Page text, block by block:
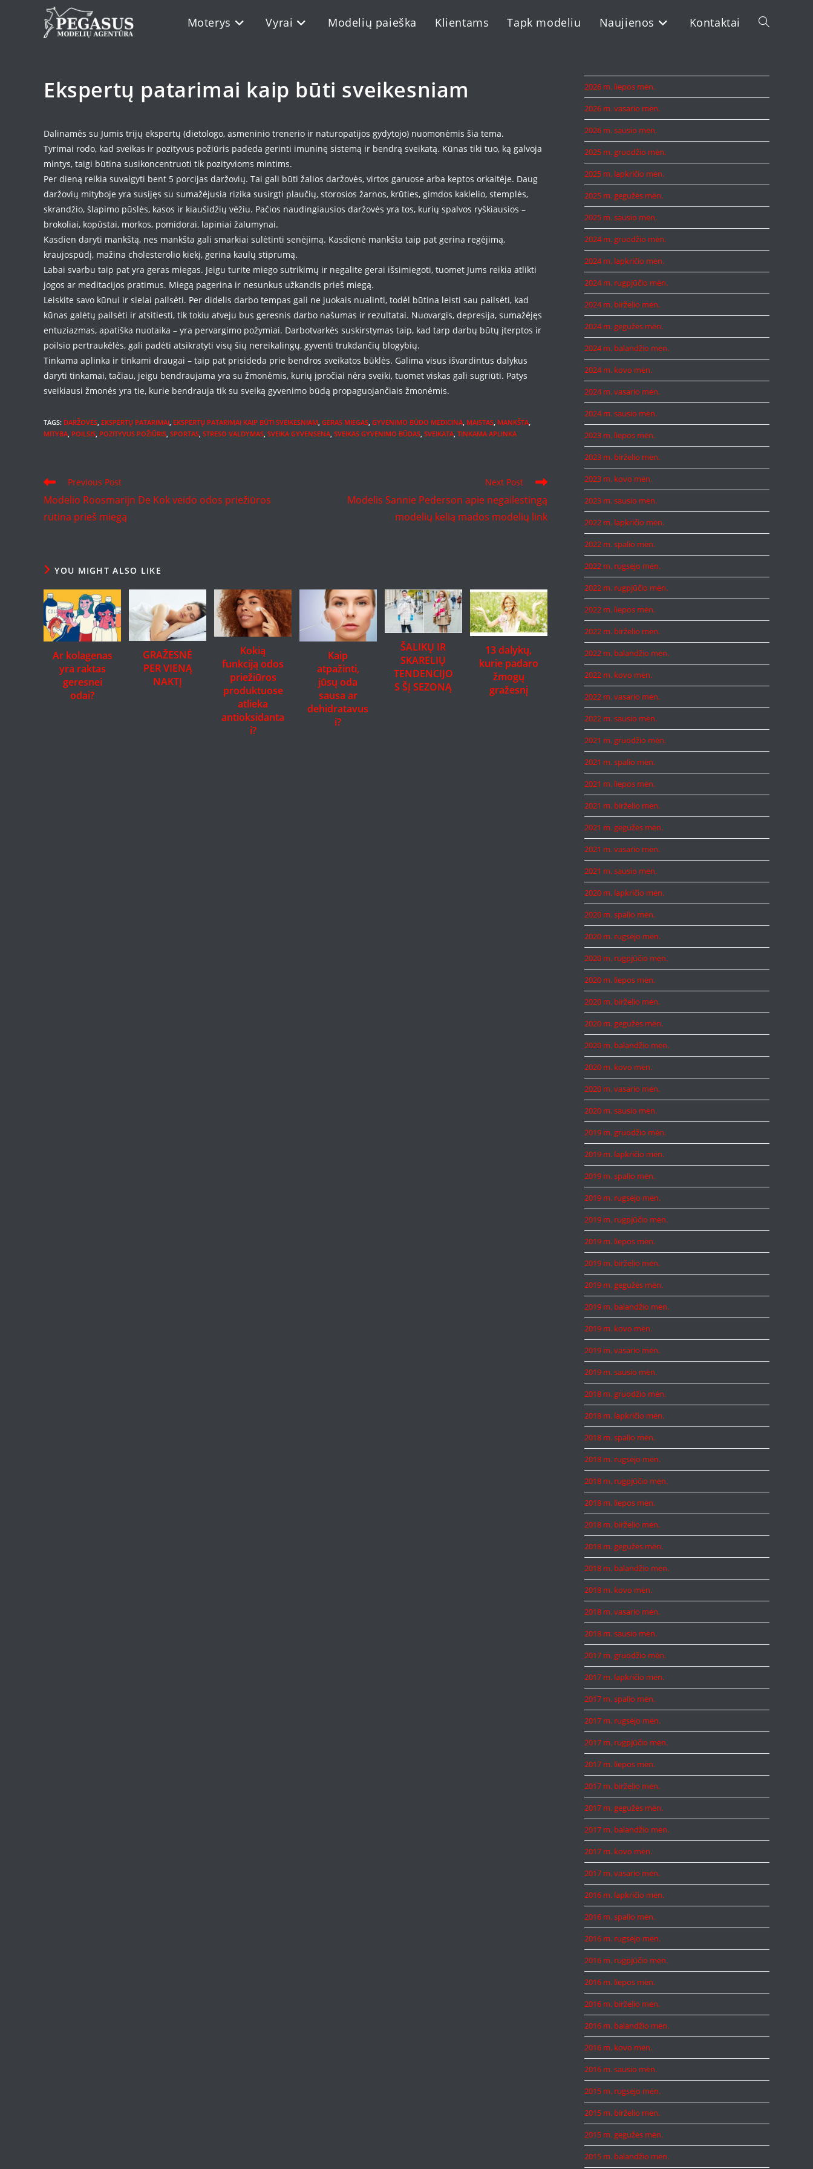
Moterys Vyrai Modelių paieška Klientams Tapk modeliu Naujienos Kontaktai Toggle
Ekspertų patarimai kaip būti sveikesniam
Dalinamės su Jumis trijų ekspertų (dietologo, asmeninio trenerio ir naturopatijos gydytojo) nuomonėmis šia tema.
Tyrimai rodo, kad sveikas ir pozityvus požiūris padeda gerinti imuninę sistemą ir bendrą sveikatą. Kūnas tiki tuo, ką galvoja
mintys, taigi būtina susikoncentruoti tik pozityvioms mintims.
Per dieną reikia suvalgyti bent 5 porcijas daržovių. Tai gali būti žalios daržovės, virtos garuose arba keptos orkaitėje. Daug
daržovių mityboje yra susijęs su sumažėjusia rizika susirgti plaučių, storosios žarnos, krūties, gimdos kaklelio, stemplės,
skrandžio, šlapimo pūslės, kasos ir kiaušidžių vėžiu. Pačios naudingiausios daržovės yra tos, kurių spalvos ryškiausios –
brokoliai, kopūstai, morkos, pomidorai, lapiniai žalumynai.
Kasdien daryti mankštą, nes mankšta gali smarkiai sulėtinti senėjimą. Kasdienė mankšta taip pat gerina regėjimą,
kraujospūdį, mažina cholesterolio kiekį, gerina kaulų stiprumą.
Labai svarbu taip pat yra geras miegas. Jeigu turite miego sutrikimų ir negalite gerai išsimiegoti, tuomet Jums reikia atlikti
jogos ar meditacijos pratimus. Miegą pagerina ir nesunkus užkandis prieš miegą.
Leiskite savo kūnui ir sielai pailsėti. Per didelis darbo tempas gali ne juokais nualinti, todėl būtina leisti sau pailsėti, kad
kūnas galėtų pailsėti ir atsitiesti, tik tokiu atveju bus geresnis darbo našumas ir rezultatai. Nuovargis, depresija, sumažėjęs
entuziazmas, apatiška nuotaika – yra pervargimo požymiai. Darbotvarkės suskirstymas taip, kad tarp darbų būtų įterptos ir
poilsio pertraukėlės, gali padėti atsikratyti visų šių nereikalingų, gyventi trukdančių blogybių.
Tinkama aplinka ir tinkami draugai – taip pat prisideda prie bendros sveikatos būklės. Galima visus išvardintus dalykus
daryti tinkamai, tačiau, jeigu bendraujama yra su žmonėmis, kurių įpročiai nėra sveiki, tuomet viskas gali sugriūti. Patys
sveikiausi žmonės yra tie, kurie bendrauja tik su sveiką gyvenimo būdą propaguojančiais žmonėmis.
TAGS: DARŽOVĖS, EKSPERTŲ PATARIMAI, EKSPERTŲ PATARIMAI KAIP BŪTI SVEIKESNIAM, GERAS MIEGAS, GYVENIMO BŪDO MEDICINA, MAISTAS, MANKŠTA,
MITYBA, POILSIS, POZITYVUS POŽIŪRIS, SPORTAS, STRESO VALDYMAS, SVEIKA GYVENSENA, SVEIKAS GYVENIMO BŪDAS, SVEIKATA, TINKAMA APLINKA
Read
more
articles
Previous Post
Modelio Roosmarijn De Kok veido odos priežiūros
rutina prieš miegą
Next Post
Modelis Sannie Pederson apie negailestingą
modelių kelią mados modelių link
YOU MIGHT ALSO LIKE
Ar kolagenas
yra raktas
geresnei
odai?
GRAŽESNĖ
PER VIENĄ
NAKTĮ
Kokią
funkciją odos
priežiūros
produktuose
atlieka
antioksidanta
i?
Kaip
atpažinti,
jūsų oda
sausa ar
dehidratavus
i?
ŠALIKŲ IR
SKARELIŲ
TENDENCIJO
S ŠĮ SEZONĄ
13 dalykų,
kurie padaro
žmogų
gražesnį
2026 m. liepos mėn.
2026 m. vasario mėn.
2026 m. sausio mėn.
2025 m. gruodžio mėn.
2025 m. lapkričio mėn.
2025 m. gegužės mėn.
2025 m. sausio mėn.
2024 m. gruodžio mėn.
2024 m. lapkričio mėn.
2024 m. rugpjūčio mėn.
2024 m. birželio mėn.
2024 m. gegužės mėn.
2024 m. balandžio mėn.
2024 m. kovo mėn.
2024 m. vasario mėn.
2024 m. sausio mėn.
2023 m. liepos mėn.
2023 m. birželio mėn.
2023 m. kovo mėn.
2023 m. sausio mėn.
2022 m. lapkričio mėn.
2022 m. spalio mėn.
2022 m. rugsėjo mėn.
2022 m. rugpjūčio mėn.
2022 m. liepos mėn.
2022 m. birželio mėn.
2022 m. balandžio mėn.
2022 m. kovo mėn.
2022 m. vasario mėn.
2022 m. sausio mėn.
2021 m. gruodžio mėn.
2021 m. spalio mėn.
2021 m. liepos mėn.
2021 m. birželio mėn.
2021 m. gegužės mėn.
2021 m. vasario mėn.
2021 m. sausio mėn.
2020 m. lapkričio mėn.
2020 m. spalio mėn.
2020 m. rugsėjo mėn.
2020 m. rugpjūčio mėn.
2020 m. liepos mėn.
2020 m. birželio mėn.
2020 m. gegužės mėn.
2020 m. balandžio mėn.
2020 m. kovo mėn.
2020 m. vasario mėn.
2020 m. sausio mėn.
2019 m. gruodžio mėn.
2019 m. lapkričio mėn.
2019 m. spalio mėn.
2019 m. rugsėjo mėn.
2019 m. rugpjūčio mėn.
2019 m. liepos mėn.
2019 m. birželio mėn.
2019 m. gegužės mėn.
2019 m. balandžio mėn.
2019 m. kovo mėn.
2019 m. vasario mėn.
2019 m. sausio mėn.
2018 m. gruodžio mėn.
2018 m. lapkričio mėn.
2018 m. spalio mėn.
2018 m. rugsėjo mėn.
2018 m. rugpjūčio mėn.
2018 m. liepos mėn.
2018 m. birželio mėn.
2018 m. gegužės mėn.
2018 m. balandžio mėn.
2018 m. kovo mėn.
2018 m. vasario mėn.
2018 m. sausio mėn.
2017 m. gruodžio mėn.
2017 m. lapkričio mėn.
2017 m. spalio mėn.
2017 m. rugsėjo mėn.
2017 m. rugpjūčio mėn.
2017 m. liepos mėn.
2017 m. birželio mėn.
2017 m. gegužės mėn.
2017 m. balandžio mėn.
2017 m. kovo mėn.
2017 m. vasario mėn.
2016 m. lapkričio mėn.
2016 m. spalio mėn.
2016 m. rugsėjo mėn.
2016 m. rugpjūčio mėn.
2016 m. liepos mėn.
2016 m. birželio mėn.
2016 m. balandžio mėn.
2016 m. kovo mėn.
2016 m. sausio mėn.
2015 m. rugsėjo mėn.
2015 m. birželio mėn.
2015 m. gegužės mėn.
2015 m. balandžio mėn.